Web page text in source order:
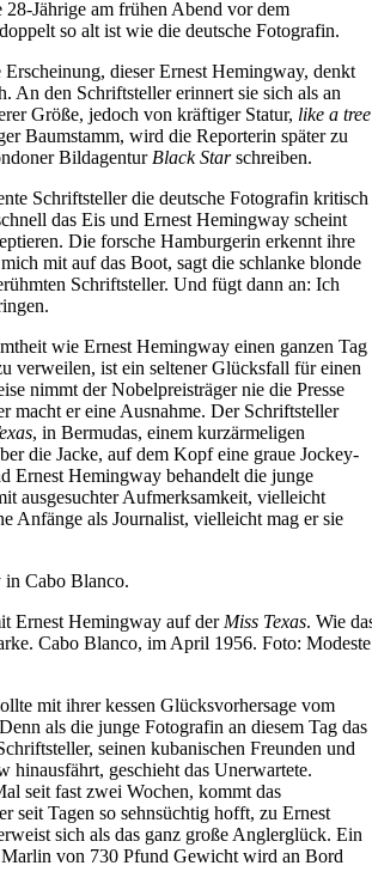
28-Jährige am frühen Abend vor dem
so alt ist wie die deutsche Fotografin.
Erscheinung, dieser Ernest Hemingway, denkt
An den Schriftsteller erinnert sie sich als an
Größe, jedoch von kräftiger Statur, like a tree
Baumstamm, wird die Reporterin später zu
Bildagentur Black Starschreiben.
Schriftsteller die deutsche Fotografin kritisch
das Eis und Ernest Hemingway scheint
Die forsche Hamburgerin erkennt ihre
mit auf das Boot, sagt die schlanke blonde
Schriftsteller. Und fügt dann an: Ich
wie Ernest Hemingway einen ganzen Tag
verweilen, ist ein seltener Glücksfall für einen
nimmt der Nobelpreisträger nie die Presse
macht er eine Ausnahme. Der Schriftsteller
, in Bermudas, einem kurzärmeligen
die Jacke, auf dem Kopf eine graue Jockey-
Ernest Hemingway behandelt die junge
ausgesuchter Aufmerksamkeit, vielleicht
Anfänge als Journalist, vielleicht mag er sie
Ernest Hemingway auf der Miss Texas. Wie
Cabo Blanco, im April 1956. Foto:
mit ihrer kessen Glücksvorhersage vom
als die junge Fotografin an diesem Tag das
seinen kubanischen Freunden und
hinausfährt, geschieht das Unerwartete.
seit fast zwei Wochen, kommt das
seit Tagen so sehnsüchtig hofft, zu Ernest
sich als das ganz große Anglerglück. Ein
von 730 Pfund Gewicht wird an Bord